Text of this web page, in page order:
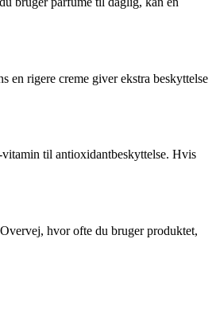
en rigere creme giver ekstra beskyttelse
til antioxidantbeskyttelse. Hvis
hvor ofte du bruger produktet,